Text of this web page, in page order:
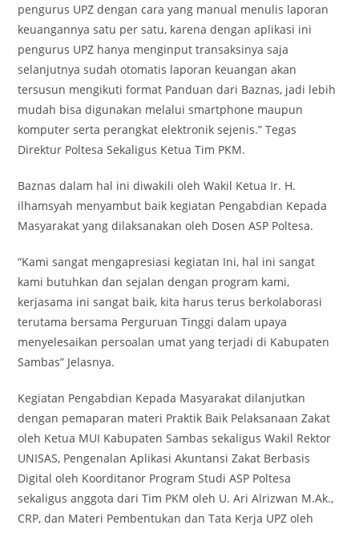
pengurus UPZ dengan cara yang manual menulis laporan
keuangannya satu per satu, karena dengan aplikasi ini
pengurus UPZ hanya menginput transaksinya saja
selanjutnya sudah otomatis laporan keuangan akan
tersusun mengikuti format Panduan dari Baznas, jadi lebih
mudah bisa digunakan melalui smartphone maupun
komputer serta perangkat elektronik sejenis.” Tegas
Direktur Poltesa Sekaligus Ketua Tim PKM.
Baznas dalam hal ini diwakili oleh Wakil Ketua Ir. H.
ilhamsyah menyambut baik kegiatan Pengabdian Kepada
Masyarakat yang dilaksanakan oleh Dosen ASP Poltesa.
“Kami sangat mengapresiasi kegiatan Ini, hal ini sangat
kami butuhkan dan sejalan dengan program kami,
kerjasama ini sangat baik, kita harus terus berkolaborasi
terutama bersama Perguruan Tinggi dalam upaya
menyelesaikan persoalan umat yang terjadi di Kabupaten
Sambas” Jelasnya.
Kegiatan Pengabdian Kepada Masyarakat dilanjutkan
dengan pemaparan materi Praktik Baik Pelaksanaan Zakat
oleh Ketua MUI Kabupaten Sambas sekaligus Wakil Rektor
UNISAS, Pengenalan Aplikasi Akuntansi Zakat Berbasis
Digital oleh Koorditanor Program Studi ASP Poltesa
sekaligus anggota dari Tim PKM oleh U. Ari Alrizwan M.Ak.,
CRP, dan Materi Pembentukan dan Tata Kerja UPZ oleh